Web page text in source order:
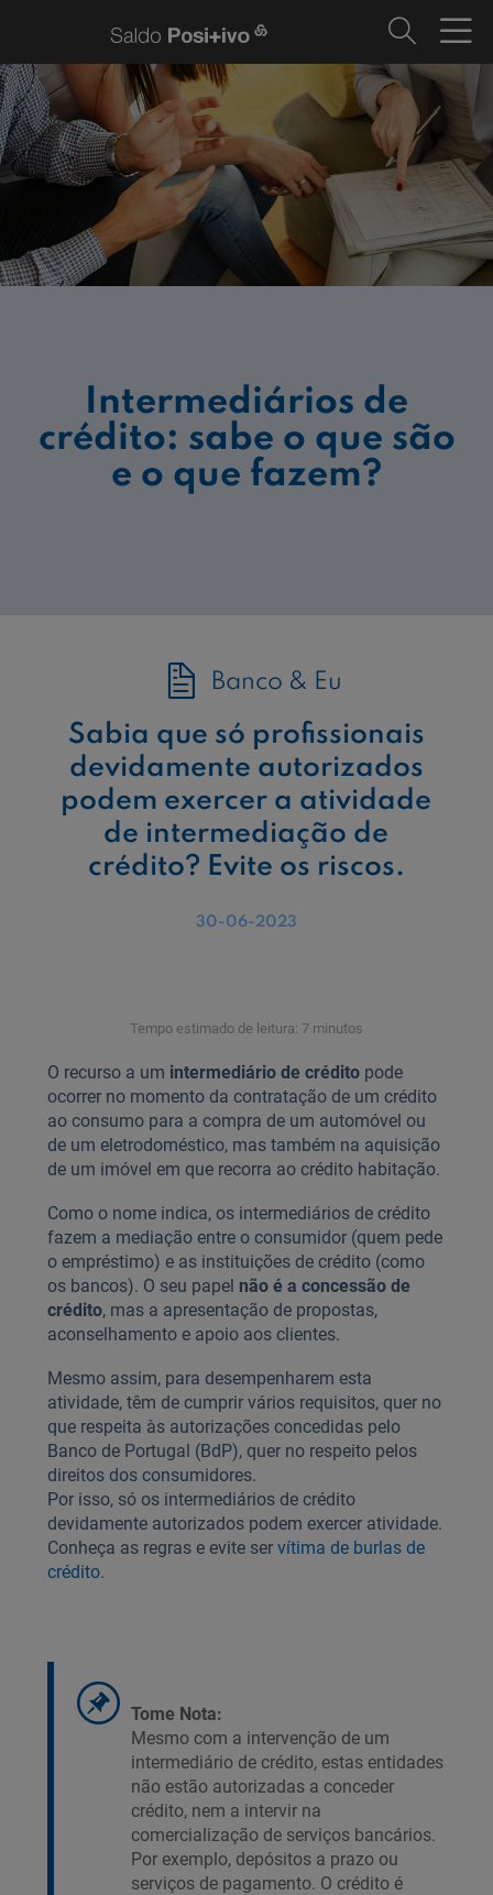
Intermediários de
crédito: sabe o que são
e o que fazem?
Banco & Eu
Sabia que só profissionais
devidamente autorizados
podem exercer a atividade
de intermediação de
crédito? Evite os riscos.
30-06-2023
Tempo estimado de leitura: 7 minutos
O recurso a um intermediário de crédito pode
ocorrer no momento da contratação de um crédito
ao consumo para a compra de um automóvel ou
de um eletrodoméstico, mas também na aquisição
de um imóvel em que recorra ao crédito habitação.
Como o nome indica, os intermediários de crédito
fazem a mediação entre o consumidor (quem pede
o empréstimo) e as instituições de crédito (como
os bancos). O seu papel não é a concessão de
crédito, mas a apresentação de propostas,
aconselhamento e apoio aos clientes.
Mesmo assim, para desempenharem esta
atividade, têm de cumprir vários requisitos, quer no
que respeita às autorizações concedidas pelo
Banco de Portugal (BdP), quer no respeito pelos
direitos dos consumidores.
Por isso, só os intermediários de crédito
devidamente autorizados podem exercer atividade.
Conheça as regras e evite ser vítima de burlas de
crédito.
Tome Nota:
Mesmo com a intervenção de um
intermediário de crédito, estas entidades
não estão autorizadas a conceder
crédito, nem a intervir na
comercialização de serviços bancários.
Por exemplo, depósitos a prazo ou
serviços de pagamento. O crédito é